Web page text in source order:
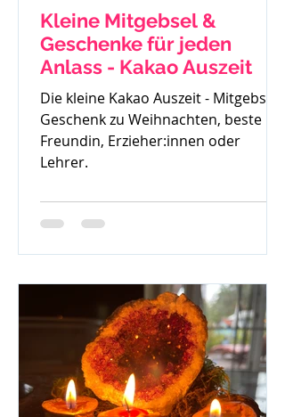
Kleine Mitgebsel &
Geschenke für jeden
Anlass - Kakao Auszeit
Die kleine Kakao Auszeit - Mitgebsel,
Geschenk zu Weihnachten, beste
Freundin, Erzieher:innen oder
Lehrer.